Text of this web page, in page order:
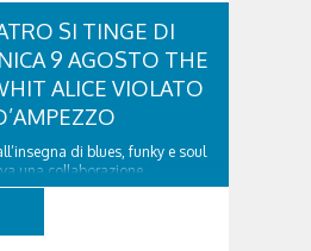
SI TINGE DI
9 AGOSTO THE
ALICE VIOLATO
di blues, funky e soul
una collaborazione
il Dolomiti Blues&Soul
agosto alle 18.00 in piazza